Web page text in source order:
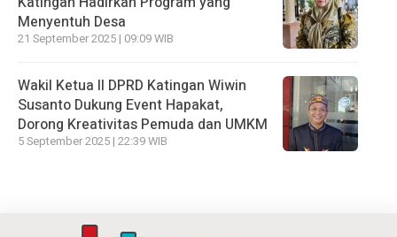
Menyentuh Desa
21 September 2025 | 09:09 WIB
Wakil Ketua II DPRD Katingan Wiwin
Susanto Dukung Event Hapakat,
Dorong Kreativitas Pemuda dan UMKM
5 September 2025 | 22:39 WIB